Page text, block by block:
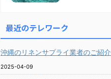
最近のテレワーク
沖縄のリネンサプライ業者のご紹介
2025-04-09